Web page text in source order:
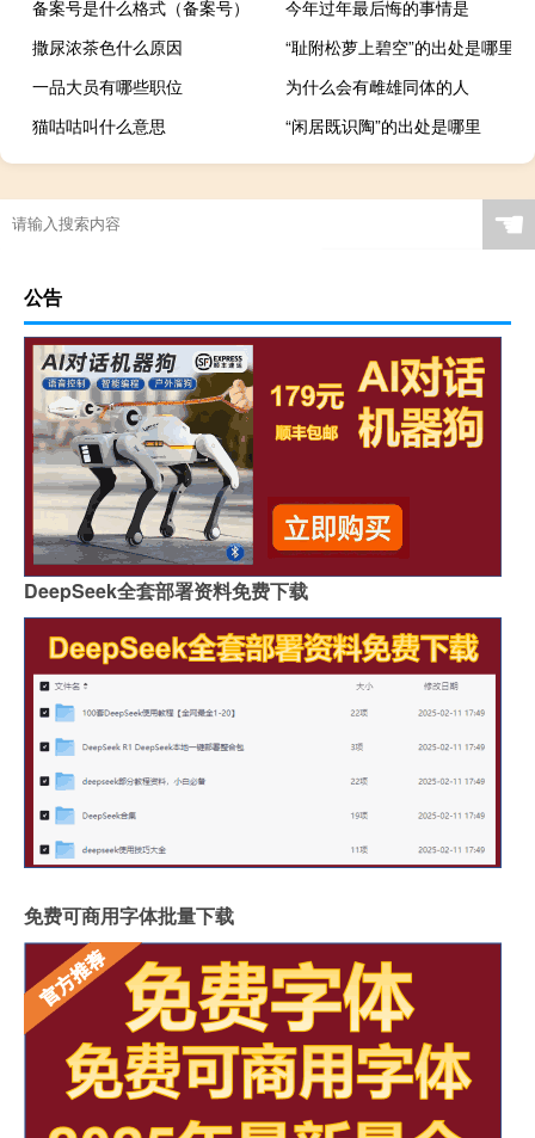
备案号是什么格式（备案号）
今年过年最后悔的事情是
撒尿浓茶色什么原因
“耻附松萝上碧空”的出处是哪里
一品大员有哪些职位
为什么会有雌雄同体的人
猫咕咕叫什么意思
“闲居既识陶”的出处是哪里
☚
公告
DeepSeek全套部署资料免费下载
免费可商用字体批量下载